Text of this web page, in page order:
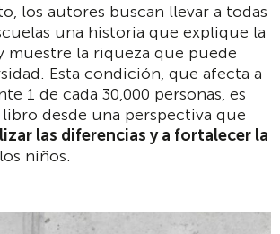
los autores buscan llevar a todas
una historia que explique la
muestre la riqueza que puede
Esta condición, que afecta a
1 de cada 30,000 personas, es
desde una perspectiva que
las diferencias y a fortalecer la
niños.